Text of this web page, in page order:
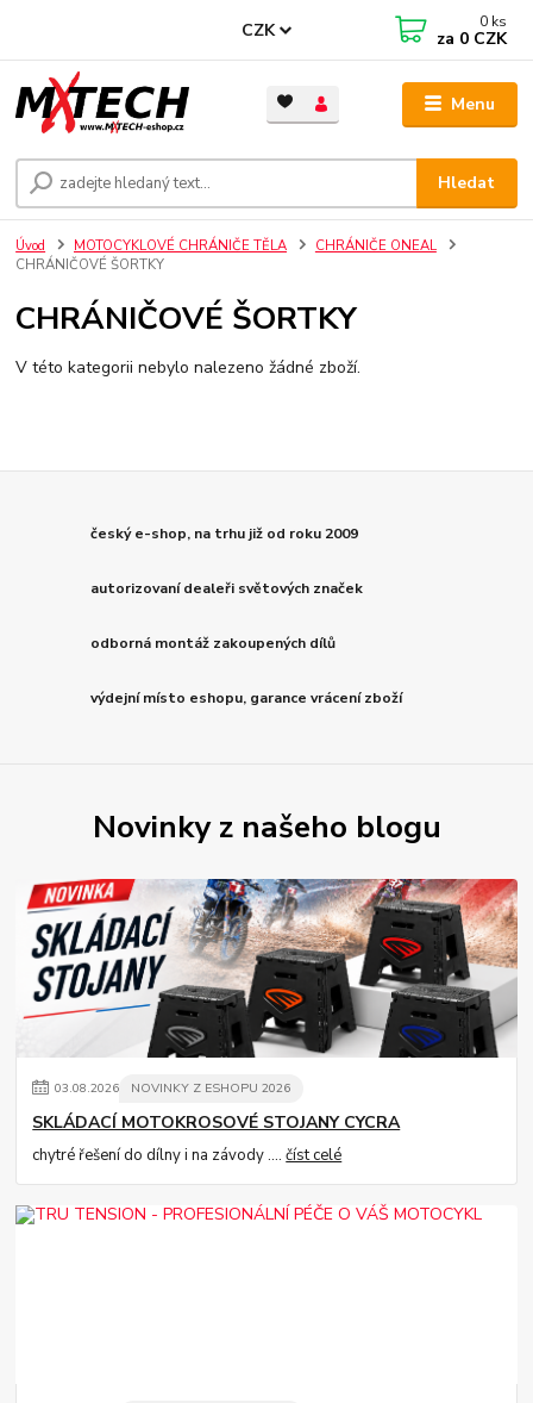
Menu
CZK
Hledat
0 ks
za 0 CZK
Úvod MOTOCYKLOVÉ CHRÁNIČE TĚLA
CHRÁNIČE ONEAL
CHRÁNIČOVÉ ŠORTKY
CHRÁNIČOVÉ ŠORTKY
V této kategorii nebylo nalezeno žádné zboží.
český e-shop, na trhu již od roku 2009
autorizovaní dealeři světových značek
odborná montáž zakoupených dílů
výdejní místo eshopu, garance vrácení zboží
Novinky z našeho blogu
03.08.2026 NOVINKY Z ESHOPU 2026
SKLÁDACÍ MOTOKROSOVÉ STOJANY CYCRA
chytré řešení do dílny i na závody ....číst celé